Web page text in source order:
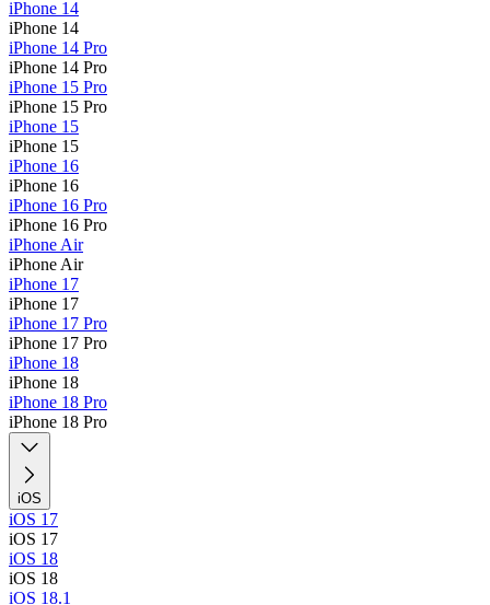
iPhone 14
iPhone 14
iPhone 14 Pro
iPhone 14 Pro
iPhone 15 Pro
iPhone 15 Pro
iPhone 15
iPhone 15
iPhone 16
iPhone 16
iPhone 16 Pro
iPhone 16 Pro
iPhone Air
iPhone Air
iPhone 17
iPhone 17
iPhone 17 Pro
iPhone 17 Pro
iPhone 18
iPhone 18
iPhone 18 Pro
iPhone 18 Pro
iOS
iOS 17
iOS 17
iOS 18
iOS 18
iOS 18.1